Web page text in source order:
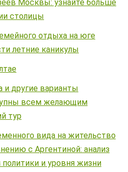
Москвы: узнайте больше
столицы
отдыха на юге
летние каникулы
и другие варианты
всем желающим
тур
вида на жительство
с Аргентиной: анализ
политики и уровня жизни